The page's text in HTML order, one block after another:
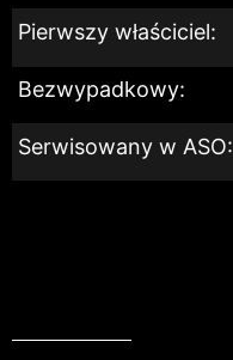
Pierwszy właściciel:
Bezwypadkowy:
Serwisowany w ASO: